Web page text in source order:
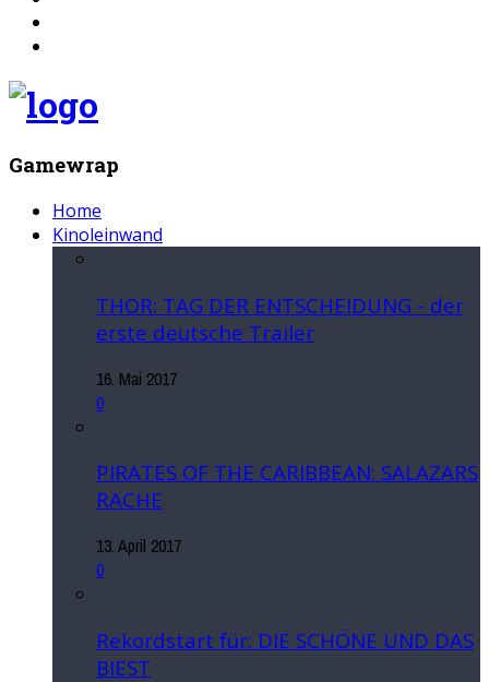
Gamewrap
Home
Kinoleinwand
THOR: TAG DER ENTSCHEIDUNG - der
erste deutsche Trailer
16. Mai 2017
0
PIRATES OF THE CARIBBEAN: SALAZARS
RACHE
13. April 2017
0
Rekordstart für: DIE SCHÖNE UND DAS
BIEST